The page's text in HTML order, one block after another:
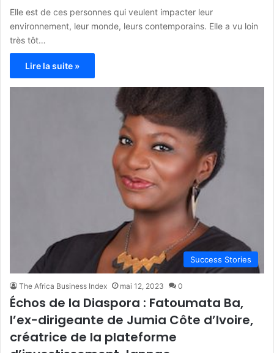
Elle est de ces personnes qui veulent impacter leur
environnement, leur monde, leurs contemporains. Elle a vu loin
très tôt…
Lire la suite »
Success Stories
The Africa Business Index mai 12, 2023 0
Échos de la Diaspora : Fatoumata Ba,
l’ex-dirigeante de Jumia Côte d’Ivoire,
créatrice de la plateforme